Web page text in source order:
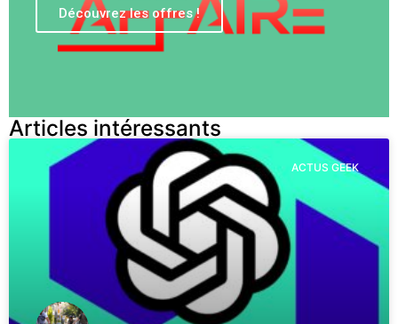
Découvrez les offres !
Articles intéressants
ACTUS GEEK